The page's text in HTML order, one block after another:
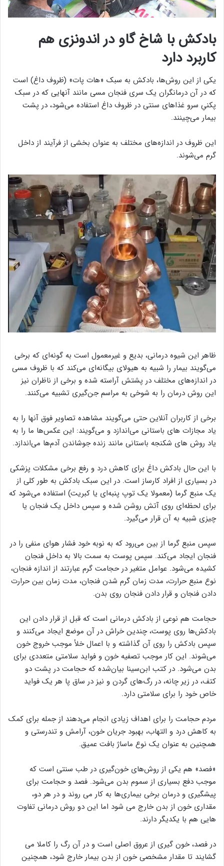
بادکش با شاخ گاو در اندونزی هم
کاربرد دارد
یکی از این روش‌ها، بادکش به سبک «هات پات» (ظروف داغ) است
که در آن درمانگران یک سری فنجان مسی مانند آنهایی که در سبک
پکنیِ سرو غذاهای سنتی در ظروف داغ استفاده می‌شود، در پشت
بیمار می‌چینند.
این ظروف در اندازه‌های مختلف به عنوان بخشی از فرآیند از داخل
گرم می‌شوند.
ظاهر این شیوه درمانی، بدیع و غیرمعمول است به گونه‌ای که برخی
می‌گویند بیمار را شبیه به هیولای بیگانه‌ای می‌کند که با ظروف مسی
در اندازه‌های مختلف در پشتش آراسته شده و برخی از ناظران نیز
این روش درمان را به شوخی به مراسم جن‌گیری تشبیه می‌کنند.
برخی از کاربران آنلاین حتی می‌گویند مشاهده تصاویر فوق آنها را به
یاد مجازات های باستانی می‌اندازد و می‌گویند: این عکس‌ها ما را به
یاد روش های شکنجه باستانی مانند زنده جوشاندن آدم‌ها می‌اندازد.
با این حال بادکش داغ برای کاهش درد و رفع برخی مشکلات پزشکی
در بسیاری از افراد کارساز است. در این سبک بادکش به طور کلی از
یک منبع گرما (معمولا یک توپ پنبه‌ای یا کبریت) استفاده می‌شود که
برای لحظه‌ای روی آتش روشن شده و سپس داخل یک فنجان یا
چیزی شبیه به آن قرار می‌گیرد.
سپس منبع گرما از بین می‌رود که به نوبه خود فشار هوای منفی را در
فنجان ایجاد می‌کند. سپس پوست به سمت بالا به داخل فنجان
کشیده می‌شود. عوامل متغیر در حجامت گرم عبارتند از اندازه فنجان،
نوع منبع حرارت، مدت زمان گرم شدن فنجان، مدت زمان بین حرارت
دادن فنجان و قرار دادن فنجان روی بدن.
حجامت هم نوعی از بادکش درمانی است که قبل از قرار دادن این
بادکش‌ها روی پوست، چندین خراش در آن موضع ایجاد می‌کنند و
سپس بادکش را روی آن گذاشته و با اعمال خلأ موجب خروج خون
می‌شوند. این کار موجب تصفیه خون و فواید سلامتی متعددی برای
بدن می‌شود. در کتب ابن‌سینا بیان‌شده که حجامت در پشت دو
کتف، در زیر چانه، در رگ‌های گردن و نیز در ساق پا هر یک فواید
خاص خود را برای سلامتی دارد.
مردم حجامت را برای اهداف زیادی انجام می‌دهند از جمله برای کمک
به کاهش درد و التهاب، بهبود جریان خون، آرامش و تندرستی و
همچنین به عنوان یک نوع ماساژ بافت عمیق.
«فصد» هم یکی از روش‌های خون‌گیری در طب سنتی است که
موجب دفع بسیاری از سموم بدن می‌شود. فصد و حجامت برای
پیشگیری و درمان برخی بیماری‌ها به کار می روند و در هر دو،
مقداری خون از بدن خارج می شود اما این دو روش درمانی تفاوت
هایی هم با یکدیگر دارند.
در فصد، خون گیری از عروق اصلی است و در آن رگ را کاملا می
گشایند تا مقدار مشخصی خون از بدن بیمار خارج شود، همچنین